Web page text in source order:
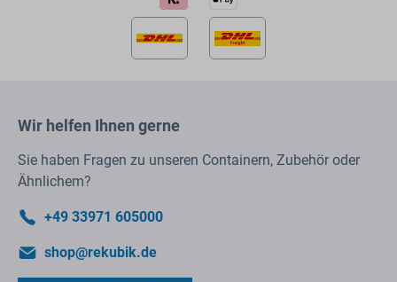
Wir helfen Ihnen gerne
Sie haben Fragen zu unseren Containern, Zubehör oder
Ähnlichem?
+49 33971 605000
shop@rekubik.de